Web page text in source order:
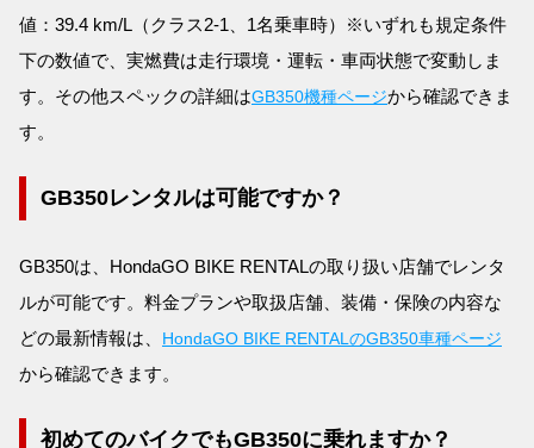
値：39.4 km/L（クラス2-1、1名乗車時）※いずれも規定条件
下の数値で、実燃費は走行環境・運転・車両状態で変動しま
す。その他スペックの詳細はGB350機種ページから確認できま
す。
GB350レンタルは可能ですか？
GB350は、HondaGO BIKE RENTALの取り扱い店舗でレンタ
ルが可能です。料金プランや取扱店舗、装備・保険の内容な
どの最新情報は、 HondaGO BIKE RENTALのGB350車種ページ
から確認できます。
初めてのバイクでもGB350に乗れますか？